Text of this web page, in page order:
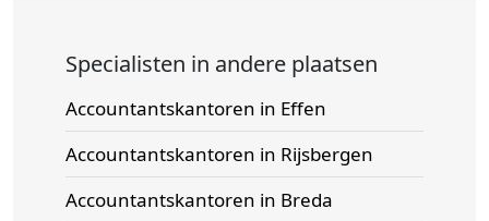
Specialisten in andere plaatsen
Accountantskantoren in Effen
Accountantskantoren in Rijsbergen
Accountantskantoren in Breda